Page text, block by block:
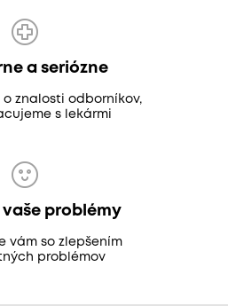
a seriózne
znalosti odborníkov,
s lekármi
vaše problémy
vám so zlepšením
problémov